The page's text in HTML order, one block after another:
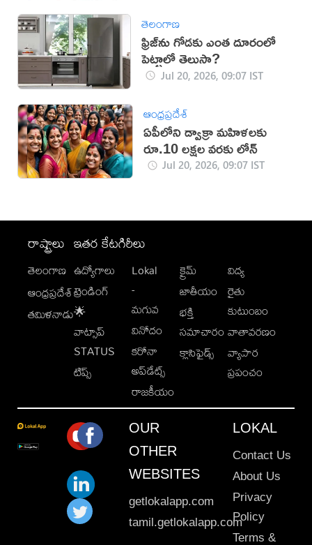
తెలంగాణ
ఫ్రిజ్‌ను గోడకు ఎంత దూరంలో
పెట్టాలో తెలుసా?
Jul 20, 2026, 09:07 IST
ఆంధ్రప్రదేశ్
ఏపీలోని డ్వాక్రా మహిళలకు
రూ.10 లక్షల వరకు లోన్
Jul 20, 2026, 09:07 IST
రాష్ట్రాలు
తెలంగాణ
ఆంధ్రప్రదేశ్
తమిళనాడు
ఇతర కేటగిరీలు
ఉద్యోగాలు
ట్రెండింగ్
🌟
వాట్సాప్
STATUS
టిప్స్
Lokal
-
మగువ
వినోదం
కరోనా
అప్‌డేట్స్
రాజకీయం
క్రైమ్
జాతీయం
భక్తి
సమాచారం
క్లాసిఫైడ్స్
విద్య
రైతు
కుటుంబం
వాతావరణం
వ్యాపార
ప్రపంచం
OUR
OTHER
WEBSITES
getlokalapp.com
tamil.getlokalapp.com
LOKAL
Contact Us
About Us
Privacy
Policy
Terms &